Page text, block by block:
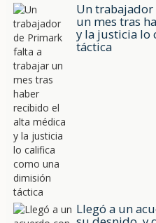
Un
un mes tras
y la justicia lo
táctica
Llegó a un